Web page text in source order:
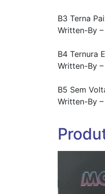
B3 Terna
Written-By
B4 Ternura
Written-By
B5 Sem
Written-By